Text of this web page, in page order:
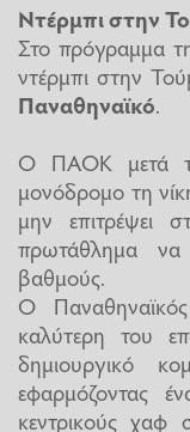
Ντέρμπι στην
Στο πρόγραμμα
ντέρμπι στην
Παναθηναϊκό.
Ο ΠΑΟΚ μετά
μονόδρομο τη
μην επιτρέψει
πρωτάθλημα να
βαθμούς.
Ο
καλύτερη του
δημιουργικό
εφαρμόζοντας
κεντρικούς χαφ